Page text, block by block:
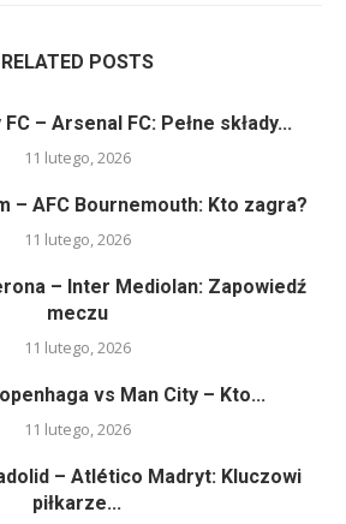
RELATED POSTS
– Arsenal FC: Pełne składy...
11 lutego, 2026
– AFC Bournemouth: Kto zagra?
11 lutego, 2026
– Inter Mediolan: Zapowiedź
meczu
11 lutego, 2026
vs Man City – Kto...
11 lutego, 2026
– Atlético Madryt: Kluczowi
piłkarze...